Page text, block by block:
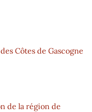
Côtes de Gascogne
de la région de